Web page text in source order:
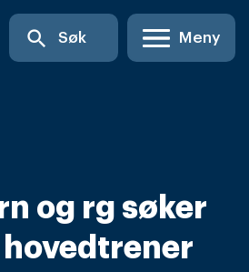
search Søk Meny
og rg søker